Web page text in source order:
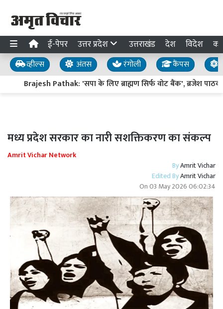
ई-पेपर उत्तर प्रदेश उत्तराखंड देश विदेश
व्हील्स अंतस रंगोली कैंपस
Brajesh Pathak: 'सपा के लिए ब्राह्मण सिर्फ वोट बैंक', ब्रजेश
मध्य प्रदेश सरकार का नारी सशक्तिकरण का संकल्प
Amrit Vichar Network
ByAmrit Vichar
Edited ByAmrit Vichar
On03 May 2026 06:02:34